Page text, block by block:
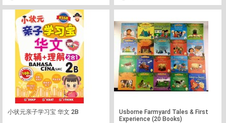
小状元亲子学习宝 华文 2B
Usborne Farmyard Tales & First
Experience (20 Books)